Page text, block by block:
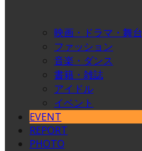
映画・ドラマ・舞台
ファッション
音楽・ダンス
書籍・雑誌
アイドル
イベント
EVENT
REPORT
PHOTO